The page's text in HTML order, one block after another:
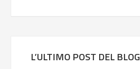
L’ULTIMO POST DEL BLOG